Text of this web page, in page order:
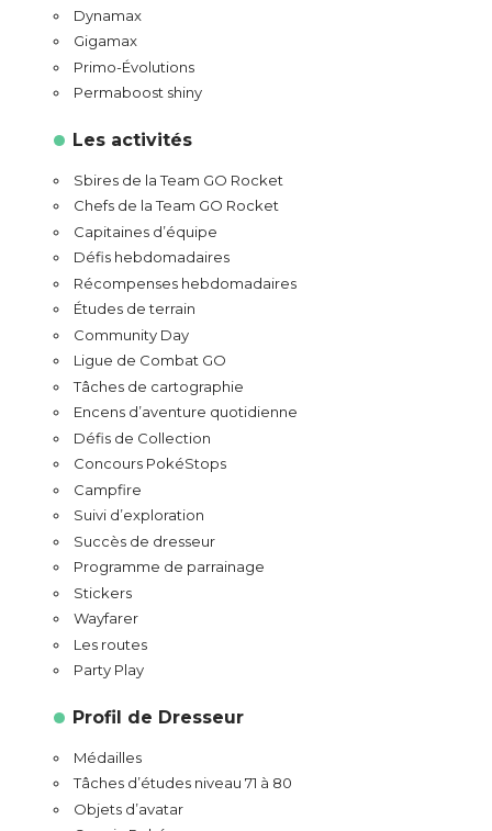
Dynamax
Gigamax
Primo-Évolutions
Permaboost shiny
Les activités
Sbires de la Team GO Rocket
Chefs de la Team GO Rocket
Capitaines d’équipe
Défis hebdomadaires
Récompenses hebdomadaires
Études de terrain
Community Day
Ligue de Combat GO
Tâches de cartographie
Encens d’aventure quotidienne
Défis de Collection
Concours PokéStops
Campfire
Suivi d’exploration
Succès de dresseur
Programme de parrainage
Stickers
Wayfarer
Les routes
Party Play
Profil de Dresseur
Médailles
Tâches d’études niveau 71 à 80
Objets d’avatar